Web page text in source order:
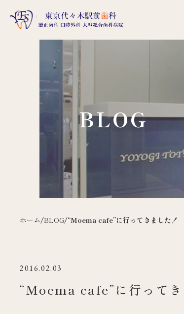
BLOG
ホーム/BLOG/“Moema cafe”に行ってきました！
2016.02.03
“Moema cafe”に行ってき